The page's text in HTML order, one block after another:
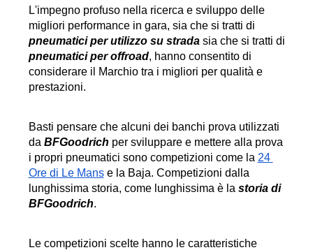
L'impegno profuso nella ricerca e sviluppo delle
pneumatici per utilizzo su strada
pneumatici per offroad, hanno consentito di
considerare il Marchio tra i migliori per qualità e
prestazioni.
Basti pensare che alcuni dei banchi prova utilizzati
da BFGoodrich per sviluppare e mettere alla prova
i propri pneumatici sono competizioni come la 24
Ore di Le Mans e la Baja. Competizioni dalla
lunghissima storia, come lunghissima è la storia di
BFGoodrich.
Le competizioni scelte hanno le caratteristiche